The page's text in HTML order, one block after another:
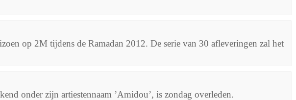
op 2M tijdens de Ramadan 2012. De serie van 30 afleveringen zal het
onder zijn artiestennaam ’Amidou’, is zondag overleden.